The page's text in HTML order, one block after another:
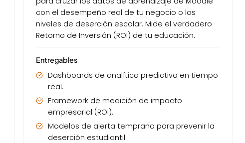
con el desempeño real de tu negocio o los
niveles de deserción escolar. Mide el verdadero
Retorno de Inversión (ROI) de tu educación.
Entregables
Dashboards de analítica predictiva en tiempo
real.
Framework de medición de impacto
empresarial (ROI).
Modelos de alerta temprana para prevenir la
deserción estudiantil.